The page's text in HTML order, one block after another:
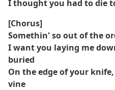
I thought you had to die
[Chorus]
Somethin' so out of the
I want you laying me
buried
On the edge of your
vine